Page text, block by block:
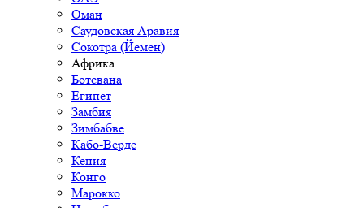
Оман
Саудовская Аравия
Сокотра (Йемен)
Африка
Ботсвана
Египет
Замбия
Зимбабве
Кабо-Верде
Кения
Конго
Марокко